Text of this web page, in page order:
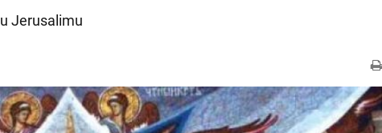
Jerusalimu